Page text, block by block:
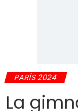
PARÍS 2024
La